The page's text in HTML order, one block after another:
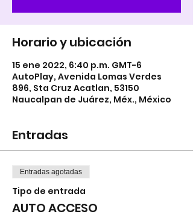
Horario y ubicación
15 ene 2022, 6:40 p.m. GMT-6
AutoPlay, Avenida Lomas Verdes
896, Sta Cruz Acatlan, 53150
Naucalpan de Juárez, Méx., México
Entradas
Entradas agotadas
Tipo de entrada
AUTO ACCESO